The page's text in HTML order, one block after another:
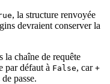
, la structure renvoyée
devraient conserver la
la chaîne de requête
par défaut à False, car +
passe.